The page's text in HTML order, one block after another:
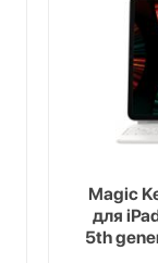
Magic
для
5th